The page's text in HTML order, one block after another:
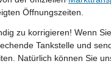
Öffnungszeiten.
zu korrigieren! Wenn
Tankstelle und
Natürlich können Sie